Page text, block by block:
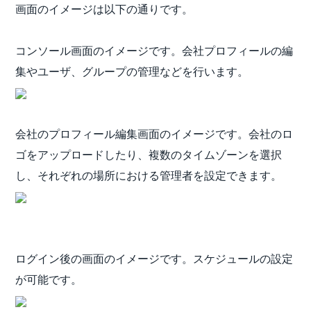
画面のイメージは以下の通りです。
コンソール画面のイメージです。会社プロフィールの編
集やユーザ、グループの管理などを行います。
会社のプロフィール編集画面のイメージです。会社のロ
ゴをアップロードしたり、複数のタイムゾーンを選択
し、それぞれの場所における管理者を設定できます。
ログイン後の画面のイメージです。スケジュールの設定
が可能です。